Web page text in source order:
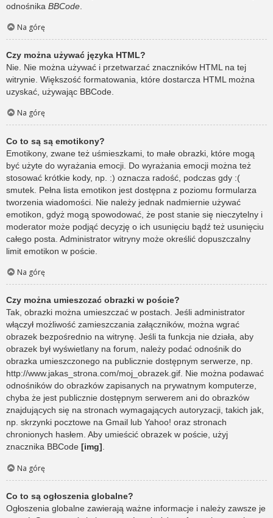
odnośnika BBCode
Na górę
Czy można używać języka HTML?
Nie. Nie można używać i przetwarzać znaczników HTML na tej
witrynie. Większość formatowania, które dostarcza HTML można
uzyskać, używając BBCode.
Na górę
Co to są są emotikony?
Emotikony, zwane też uśmieszkami, to małe obrazki, które mogą
być użyte do wyrażania emocji. Do wyrażania emocji można też
stosować krótkie kody, np. :) oznacza radość, podczas gdy :(
smutek. Pełna lista emotikon jest dostępna z poziomu formularza
tworzenia wiadomości. Nie należy jednak nadmiernie używać
emotikon, gdyż mogą spowodować, że post stanie się nieczytelny i
moderator może podjąć decyzję o ich usunięciu bądź też usunięciu
całego posta. Administrator witryny może określić dopuszczalny
limit emotikon w poście.
Na górę
Czy można umieszczać obrazki w poście?
Tak, obrazki można umieszczać w postach. Jeśli administrator
włączył możliwość zamieszczania załączników, można wgrać
obrazek bezpośrednio na witrynę. Jeśli ta funkcja nie działa, aby
obrazek był wyświetlany na forum, należy podać odnośnik do
obrazka umieszczonego na publicznie dostępnym serwerze, np.
http://www.jakas_strona.com/moj_obrazek.gif. Nie można podawać
odnośników do obrazków zapisanych na prywatnym komputerze,
chyba że jest publicznie dostępnym serwerem ani do obrazków
znajdujących się na stronach wymagających autoryzacji, takich jak,
np. skrzynki pocztowe na Gmail lub Yahoo! oraz stronach
chronionych hasłem. Aby umieścić obrazek w poście, użyj
znacznika BBCode [img].
Na górę
Co to są ogłoszenia globalne?
Ogłoszenia globalne zawierają ważne informacje i należy zawsze je